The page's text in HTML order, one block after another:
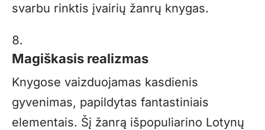
svarbu rinktis įvairių žanrų knygas.
Magiškasis realizmas
Knygose vaizduojamas kasdienis
gyvenimas, papildytas fantastiniais
elementais. Šį žanrą išpopuliarino Lotynų